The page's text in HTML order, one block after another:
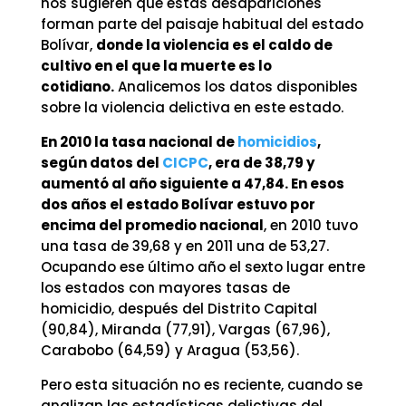
forman parte del paisaje habitual del estado
Bolívar, donde la violencia es el caldo de
cultivo en el que la muerte es lo
cotidiano.Analicemos los datos disponibles
sobre la violencia delictiva en este estado.
En 2010 la tasa nacional dehomicidios,
según datos del CICPC, era de 38,79 y
aumentó al año siguiente a 47,84. En esos
dos años el estado Bolívar estuvo por
encima del promedio nacional, en 2010 tuvo
una tasa de 39,68 y en 2011 una de 53,27.
Ocupando ese último año el sexto lugar entre
los estados con mayores tasas de
homicidio, después del Distrito Capital
(90,84), Miranda (77,91), Vargas (67,96),
Carabobo (64,59) y Aragua (53,56).
Pero esta situación no es reciente, cuando se